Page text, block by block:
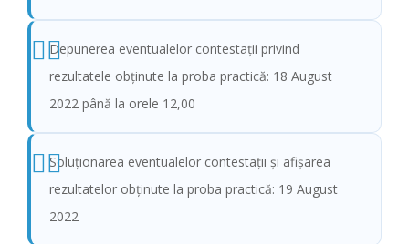
Depunerea eventualelor contestații privind
rezultatele obținute la proba practică: 18 August
2022 până la orele 12,00
Soluționarea eventualelor contestații și afișarea
rezultatelor obținute la proba practică: 19 August
2022